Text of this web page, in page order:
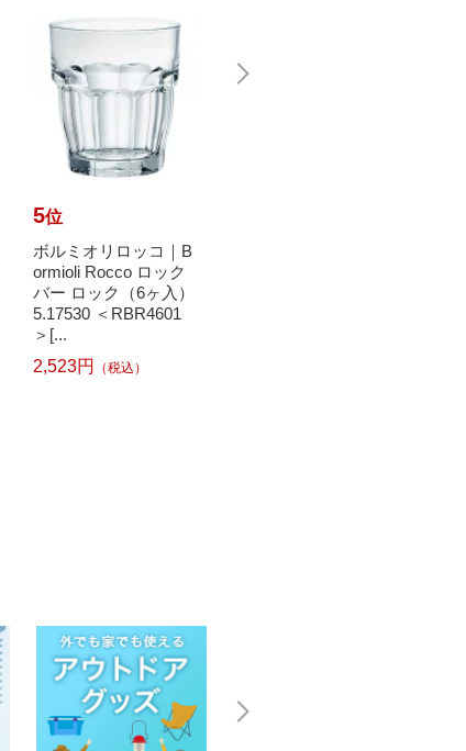
5位
ボルミオリロッコ｜B
ormioli Rocco ロック
バー ロック（6ヶ入）
5.17530 ＜RBR4601
＞[...
2,523円
（税込）